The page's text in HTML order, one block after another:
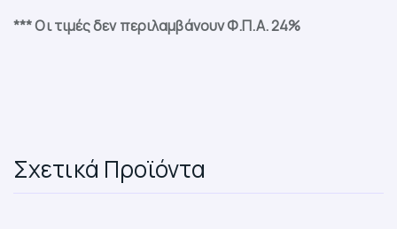
*** Οι τιμές δεν περιλαμβάνουν Φ.Π.Α. 24%
Σχετικά Προϊόντα